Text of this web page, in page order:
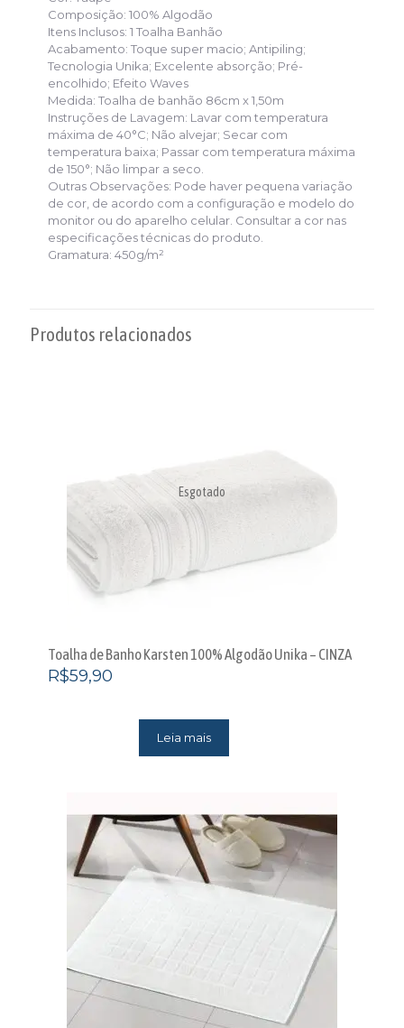
Composição: 100% Algodão
Itens Inclusos: 1 Toalha Banhão
Acabamento: Toque super macio; Antipiling;
Tecnologia Unika; Excelente absorção; Pré-
encolhido; Efeito Waves
Medida: Toalha de banhão 86cm x 1,50m
Instruções de Lavagem: Lavar com temperatura
máxima de 40°C; Não alvejar; Secar com
temperatura baixa; Passar com temperatura máxima
de 150°; Não limpar a seco.
Outras Observações: Pode haver pequena variação
de cor, de acordo com a configuração e modelo do
monitor ou do aparelho celular. Consultar a cor nas
especificações técnicas do produto.
Gramatura: 450g/m²
Produtos relacionados
Esgotado
Toalha de Banho Karsten 100% Algodão Unika – CINZA
R$59,90
Leia mais